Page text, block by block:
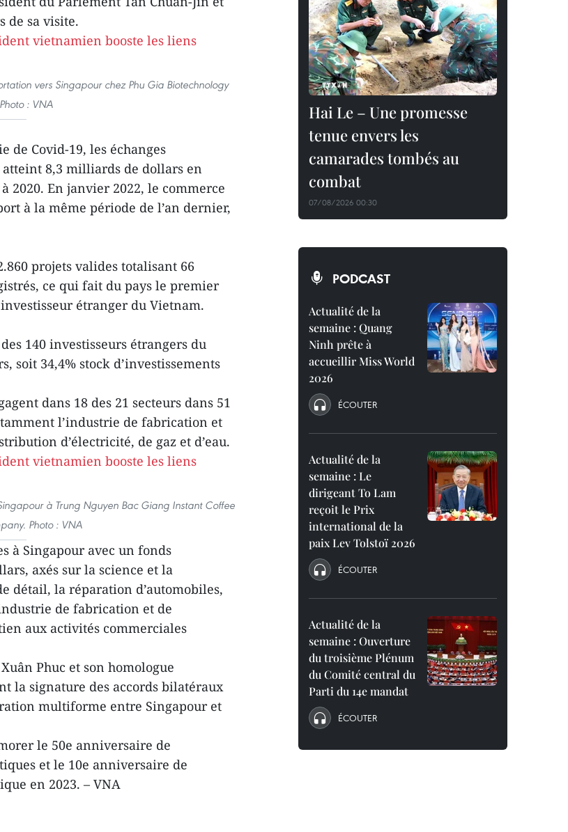
de sa visite.
vers Singapour chez Phu Gia Biotechnology
: VNA
de Covid-19, les échanges
8,3 milliards de dollars en
2020. En janvier 2022, le commerce
à la même période de l’an dernier,
projets valides totalisant 66
ce qui fait du pays le premier
étranger du Vietnam.
140 investisseurs étrangers du
soit 34,4% stock d’investissements
dans 18 des 21 secteurs dans 51
l’industrie de fabrication et
d’électricité, de gaz et d’eau.
à Trung Nguyen Bac Giang Instant Coffee
Photo : VNA
à Singapour avec un fonds
axés sur la science et la
détail, la réparation d’automobiles,
de fabrication et de
aux activités commerciales
Phuc et son homologue
la signature des accords bilatéraux
multiforme entre Singapour et
le 50e anniversaire de
et le 10e anniversaire de
en 2023. – VNA
Hai Le – Une promesse
tenue envers les
camarades tombés au
combat
07/08/2026 00:30
PODCAST
Actualité de la
semaine : Quang
Ninh prête à
accueillir Miss World
2026
ÉCOUTER
Actualité de la
semaine : Le
dirigeant To Lam
reçoit le Prix
international de la
paix Lev Tolstoï 2026
ÉCOUTER
Actualité de la
semaine : Ouverture
du troisième Plénum
du Comité central du
Parti du 14e mandat
ÉCOUTER